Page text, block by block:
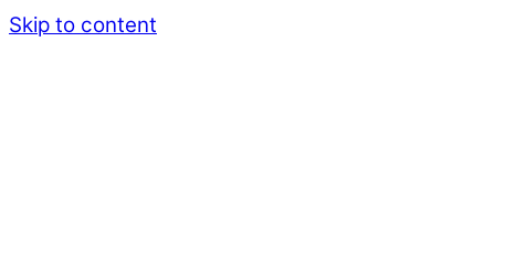
Skip to content